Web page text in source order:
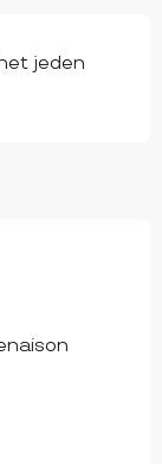
jeden